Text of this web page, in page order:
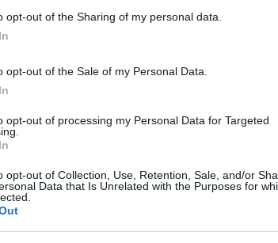
opt-out of the Sharing of my personal data.
opt-out of the Sale of my Personal Data.
opt-out of processing my Personal Data for Targeted
opt-out of Collection, Use, Retention, Sale, and/or
Data that Is Unrelated with the Purposes for
arrivare sino al Medioevo e alle guerre
generazione sia nata prima di
O delle grandi carestie. Che
l’idea. Bere dalle pozzanghere e
per migliaia di anni.
e di millemila patologie
48 anni, 130 anni fa. Che è l’altro ieri.
pungeva una zanzara, di parto se il
attanagliato tutte le generazioni, che
quante altre ragioni. Eppure. Eppure i